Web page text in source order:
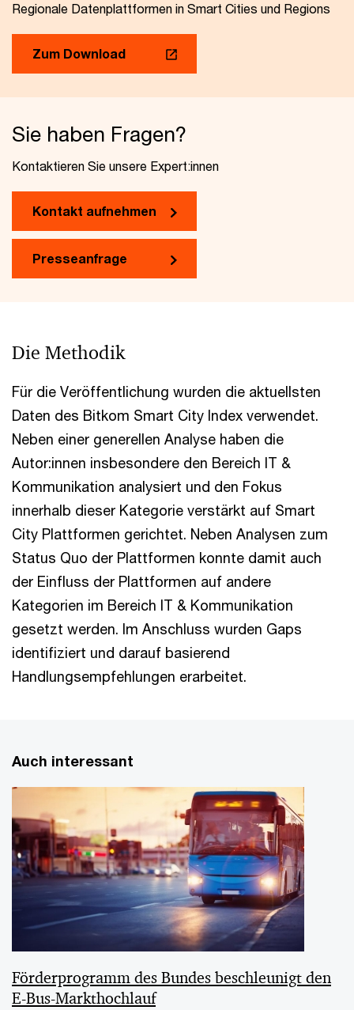
Regionale Datenplattformen in Smart Cities und Regions
Zum Download
Sie haben Fragen?
Kontaktieren Sie unsere Expert:innen
Kontakt aufnehmen
Presseanfrage
Die Methodik
Für die Veröffentlichung wurden die aktuellsten
Daten des Bitkom Smart City Index verwendet.
Neben einer generellen Analyse haben die
Autor:innen insbesondere den Bereich IT &
Kommunikation analysiert und den Fokus
innerhalb dieser Kategorie verstärkt auf Smart
City Plattformen gerichtet. Neben Analysen zum
Status Quo der Plattformen konnte damit auch
der Einfluss der Plattformen auf andere
Kategorien im Bereich IT & Kommunikation
gesetzt werden. Im Anschluss wurden Gaps
identifiziert und darauf basierend
Handlungsempfehlungen erarbeitet.
Auch interessant
Förderprogramm des Bundes beschleunigt den
E-Bus-Markthochlauf